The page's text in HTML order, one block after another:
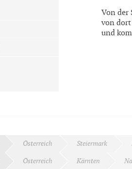
Von der
von dort
und
Österreich Steiermark
Österreich Kärnten